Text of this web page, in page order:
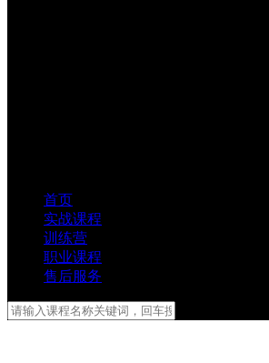
首页
实战课程
训练营
职业课程
售后服务